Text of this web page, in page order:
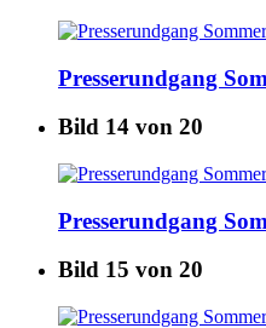
Presserundgang
Bild 14 von 20
Presserundgang
Bild 15 von 20